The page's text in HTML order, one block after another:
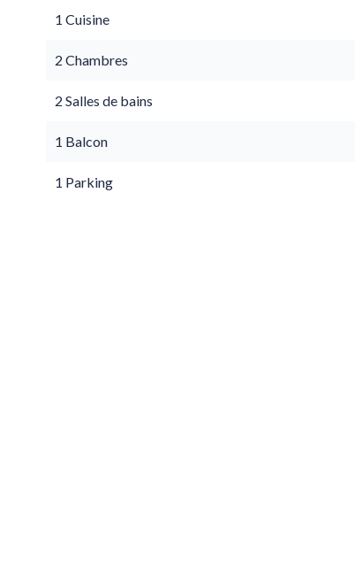
1 Cuisine
2 Chambres
2 Salles de bains
1 Balcon
1 Parking